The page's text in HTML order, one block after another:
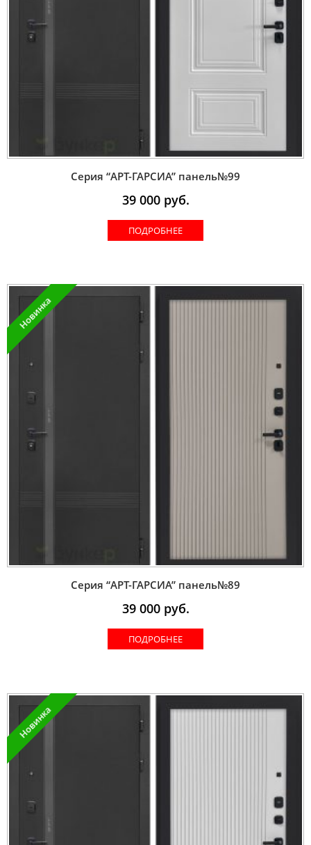
Серия “AРT-ГАРСИА” панель№99
39 000руб.
ПОДРОБНЕЕ
Новинка
Серия “AРT-ГАРСИА” панель№89
39 000руб.
ПОДРОБНЕЕ
Новинка